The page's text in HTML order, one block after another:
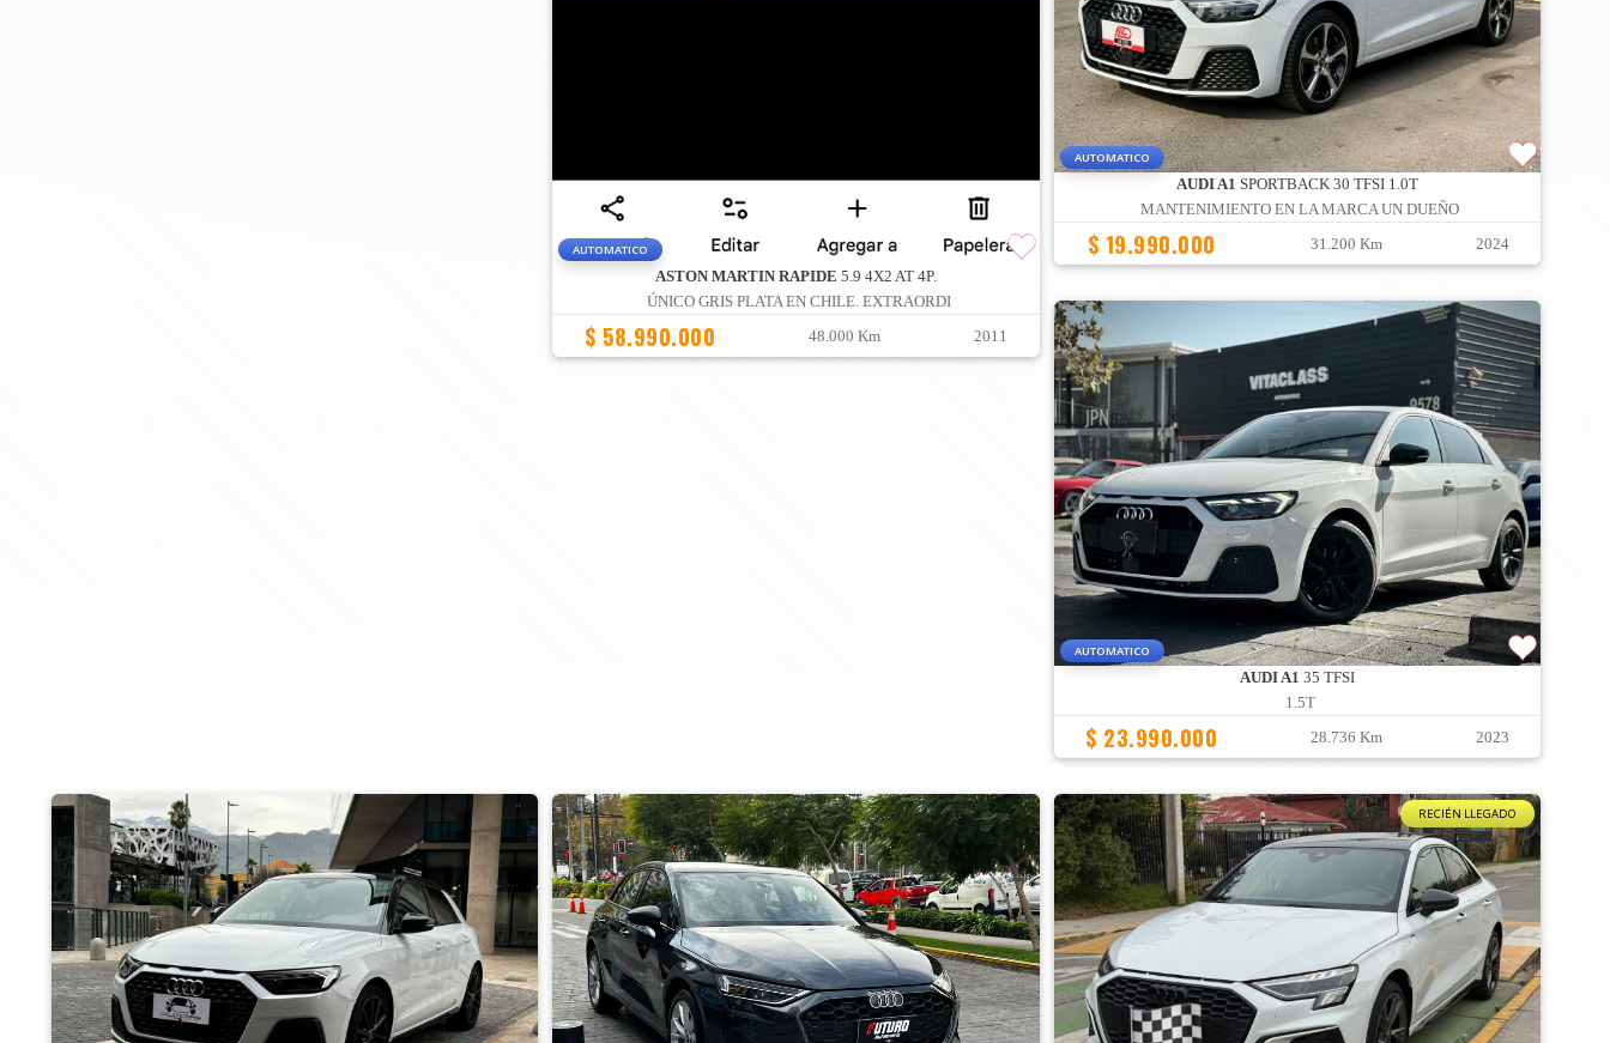
AUTOMATICO
ASTON MARTIN RAPIDE 5.9 4X2 AT 4P.
ÚNICO GRIS PLATA EN CHILE. EXTRAORDI
$ 58.990.000 48.000 Km 2011
AUTOMATICO
AUDI A1 SPORTBACK 30 TFSI 1.0T
MANTENIMIENTO EN LA MARCA UN DUEÑO
$ 19.990.000 31.200 Km 2024
AUTOMATICO
AUDI A1 35 TFSI
1.5T
$ 23.990.000 28.736 Km 2023
RECIÉN LLEGADO